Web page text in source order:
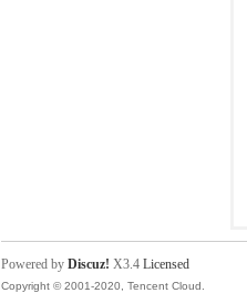
Powered by Discuz! X3.4 Licensed
Copyright © 2001-2020, Tencent Cloud.